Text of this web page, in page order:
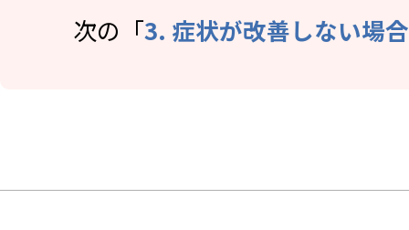
次の「3. 症状が改善しない場合